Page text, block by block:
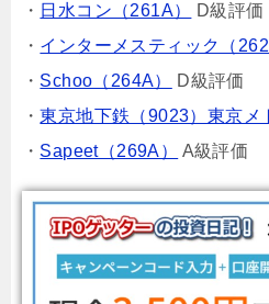
・ 日水コン（261A）
D級評価
・ インターメスティック（
・ Schoo（264A）
D級評価
・東京地下鉄（9023）東京メ
・ Sapeet（269A） A級評価